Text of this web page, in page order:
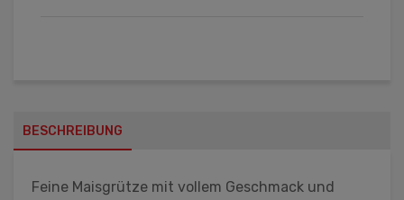
BESCHREIBUNG
Feine Maisgrütze mit vollem Geschmack und